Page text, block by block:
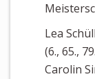
Lea
(6., 65.,
Carolin